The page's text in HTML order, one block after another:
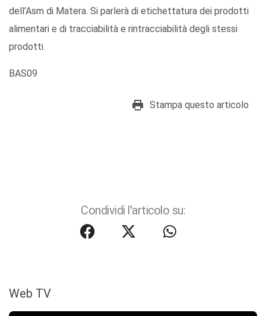
dell’Asm di Matera. Si parlerà di etichettatura dei prodotti
alimentari e di tracciabilità e rintracciabilità degli stessi
prodotti.
BAS09
Stampa questo articolo
Condividi l'articolo su:
Web TV